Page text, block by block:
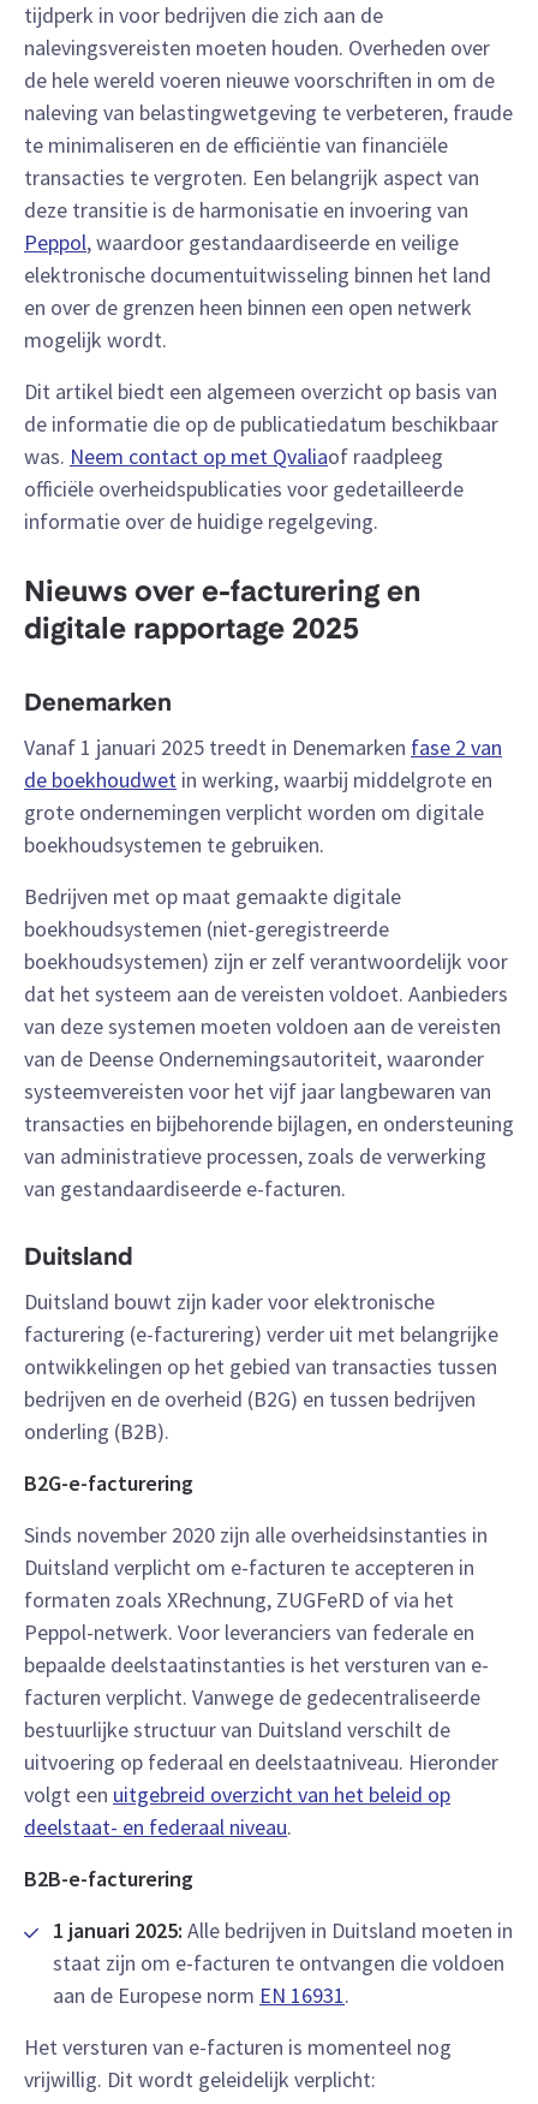
tijdperk in voor bedrijven die zich aan de
nalevingsvereisten moeten houden. Overheden over
de hele wereld voeren nieuwe voorschriften in om de
naleving van belastingwetgeving te verbeteren, fraude
te minimaliseren en de efficiëntie van financiële
transacties te vergroten. Een belangrijk aspect van
deze transitie is de harmonisatie en invoering van
Peppol, waardoor gestandaardiseerde en veilige
elektronische documentuitwisseling binnen het land
en over de grenzen heen binnen een open netwerk
mogelijk wordt.
Dit artikel biedt een algemeen overzicht op basis van
de informatie die op de publicatiedatum beschikbaar
was. Neem contact op met Qvaliaof raadpleeg
officiële overheidspublicaties voor gedetailleerde
informatie over de huidige regelgeving.
Nieuws over e-facturering en
digitale rapportage 2025
Denemarken
Vanaf 1 januari 2025 treedt in Denemarken fase 2 van
de boekhoudwet in werking, waarbij middelgrote en
grote ondernemingen verplicht worden om digitale
boekhoudsystemen te gebruiken.
Bedrijven met op maat gemaakte digitale
boekhoudsystemen (niet-geregistreerde
boekhoudsystemen) zijn er zelf verantwoordelijk voor
dat het systeem aan de vereisten voldoet. Aanbieders
van deze systemen moeten voldoen aan de vereisten
van de Deense Ondernemingsautoriteit, waaronder
systeemvereisten voor het vijf jaar langbewaren van
transacties en bijbehorende bijlagen, en ondersteuning
van administratieve processen, zoals de verwerking
van gestandaardiseerde e-facturen.
Duitsland
Duitsland bouwt zijn kader voor elektronische
facturering (e-facturering) verder uit met belangrijke
ontwikkelingen op het gebied van transacties tussen
bedrijven en de overheid (B2G) en tussen bedrijven
onderling (B2B).
B2G-e-facturering
Sinds november 2020 zijn alle overheidsinstanties in
Duitsland verplicht om e-facturen te accepteren in
formaten zoals XRechnung, ZUGFeRD of via het
Peppol-netwerk. Voor leveranciers van federale en
bepaalde deelstaatinstanties is het versturen van e-
facturen verplicht. Vanwege de gedecentraliseerde
bestuurlijke structuur van Duitsland verschilt de
uitvoering op federaal en deelstaatniveau. Hieronder
volgt een uitgebreid overzicht van het beleid op
deelstaat- en federaal niveau.
B2B-e-facturering
1 januari 2025: Alle bedrijven in Duitsland moeten in
staat zijn om e-facturen te ontvangen die voldoen
aan de Europese norm EN 16931.
Het versturen van e-facturen is momenteel nog
vrijwillig. Dit wordt geleidelijk verplicht: